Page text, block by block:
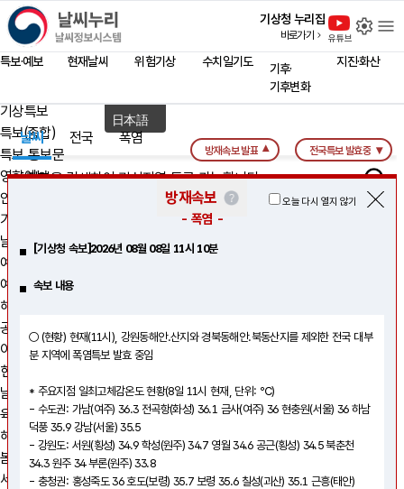
날씨누리 - 날씨정보시스템
유튜브 설
특보·예보 현재날씨 위험기상 수치일기도
기후·
기후변화
지진·화산
기상청 누리집
바로가기
close
홈 페이지 Language
English
日本語
기상특보
특보(종합)
특보 통보문
영향예보
안개정보
기상 예보
날씨해설·옙TV
예보 종합
예보 통보문
해상 예보
공항·산악·생활
이용안내
현재날씨
날씨 지도
육상
해상
봄꽃·단풍
세계 기상
방재속보 발표
오늘 다시 열지 않기
방재속보
- 폭염 -
[기상청 속보]2026년 08월 08일 11시 10분
속보 내용
○ (현황) 현재(11시), 강원동해안.산지와 경북동해안.북동산지를 제외한 전국 대부
분 지역에 폭염특보 발효 중임
* 주요지점 일최고체감온도 현황(8일 11시 현재, 단위: ℃)
- 수도권: 가남(여주) 36.3 전곡항(화성) 36.1 금사(여주) 36 현충원(서울) 36 하남
덕풍 35.9 강남(서울) 35.5
- 강원도: 서원(횡성) 34.9 학성(원주) 34.7 영월 34.6 공근(횡성) 34.5 북춘천
34.3 원주 34 부론(원주) 33.8
- 충청권: 홍성죽도 36 호도(보령) 35.7 보령 35.6 칠성(괴산) 35.1 근흥(태안)
전국특보 발효중
날씨
지역을 검색하여 관심지역 등록 가능합니다.
“서비스 이용에 불편을 드려 죄송합니다.
서비스 장애가 계속될 경우, 아래로 문의 바랍니다.
전국 폭염